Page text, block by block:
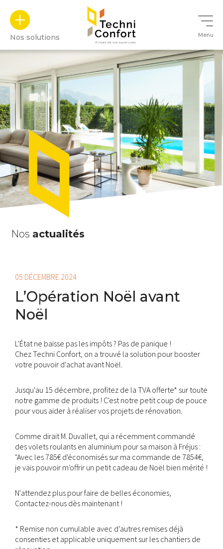
Nos solutions Menu
Nos actualités
05 DÉCEMBRE 2024
L’Opération Noël avant
Noël
L'État ne baisse pas les impôts ? Pas de panique !
Chez Techni Confort, on a trouvé la solution pour booster
votre pouvoir d'achat avant Noël.
Jusqu'au 15 décembre, profitez de la TVA offerte* sur toute
notre gamme de produits ! C'est notre petit coup de pouce
pour vous aider à réaliser vos projets de rénovation.
Comme dirait M. Duvallet, qui a récemment commandé
des volets roulants en aluminium pour sa maison à Fréjus :
"Avec les 785€ d'économisés sur ma commande de 7854€,
je vais pouvoir m'offrir un petit cadeau de Noël bien mérité !
N'attendez plus pour faire de belles économies,
Contactez-nous dès maintenant !
* Remise non cumulable avec d’autres remises déjà
consenties et applicable uniquement sur les chantiers de
Panneau de gestion des cookies